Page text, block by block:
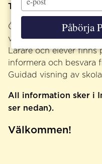
Tid: 18.00 – 20.00
Öppet hus är denna
vill ha mer information
Lärare och elever
informera och besvara
Guidad visning av
All information sker i
ser nedan).
Välkommen!
your
email
Påbörja